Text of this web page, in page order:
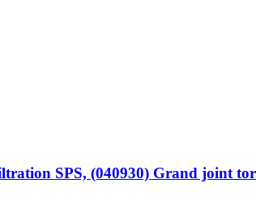
SPS, (040930) Grand joint